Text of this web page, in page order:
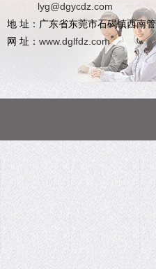
lyg@dgycdz.com
地 址：广东省东莞市石碣镇西南
网 址： www.dglfdz.com